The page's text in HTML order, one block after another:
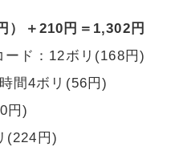
）＋210円＝1,302円
ード：12ボリ(168円)
間4ボリ(56円)
円)
(224円)